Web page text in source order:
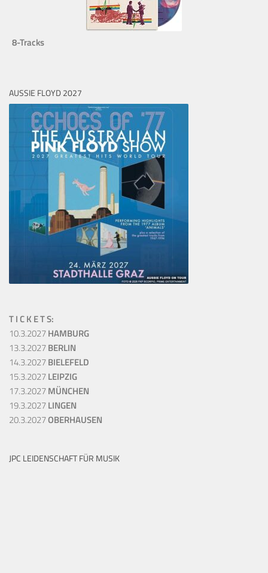
8-Tracks
AUSSIE FLOYD 2027
T I C K E T S:
10.3.2027HAMBURG
13.3.2027BERLIN
14.3.2027BIELEFELD
15.3.2027LEIPZIG
17.3.2027MÜNCHEN
19.3.2027LINGEN
20.3.2027OBERHAUSEN
JPC LEIDENSCHAFT FÜR MUSIK